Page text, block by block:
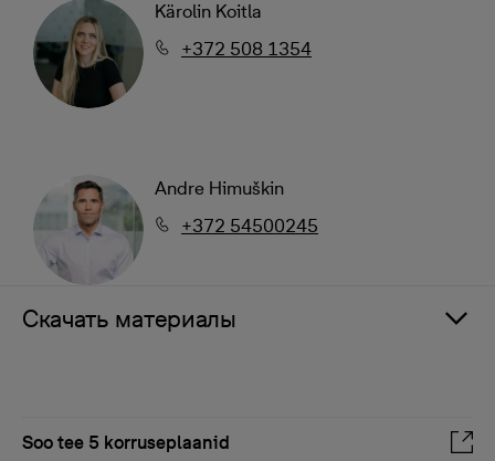
Kärolin Koitla
+372 508 1354
Andre Himuškin
+372 54500245
Скачать материалы
Soo tee 5 korruseplaanid